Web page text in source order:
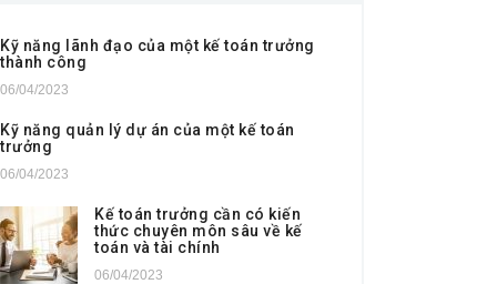
Kỹ năng lãnh đạo của một kế toán trưởng
thành công
06/04/2023
Kỹ năng quản lý dự án của một kế toán
trưởng
06/04/2023
Kế toán trưởng cần có kiến
thức chuyên môn sâu về kế
toán và tài chính
06/04/2023